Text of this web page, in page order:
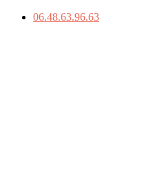
06.48.63.96.63